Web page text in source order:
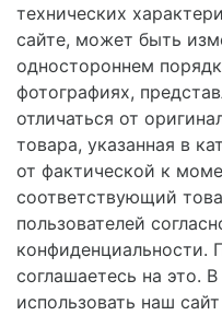
технических
сайте, может быть
одностороннем
фотографиях,
отличаться от
товара, указанная в
от фактической к
соответствующий
пользователей
конфиденциальности.
соглашаетесь на это.
использовать наш сайт